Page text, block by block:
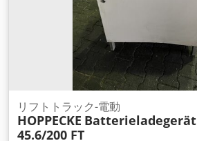
リフトトラック-電動
HOPPECKE Batterieladegerät
45.6/200 FT